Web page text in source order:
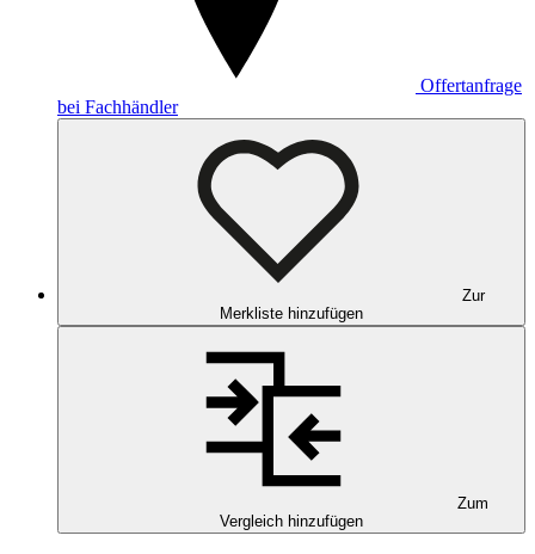
Offertanfrage
bei Fachhändler
Zur
Merkliste hinzufügen
Zum
Vergleich hinzufügen